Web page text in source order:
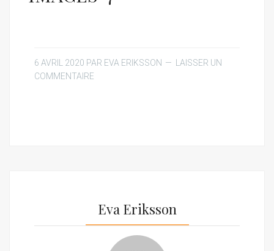
6 AVRIL 2020 PAR EVA ERIKSSON
LAISSER UN
COMMENTAIRE
Eva Eriksson